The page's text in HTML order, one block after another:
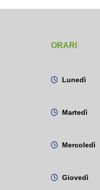
ORARI
Lunedì
Martedì
Mercoledì
Giovedì